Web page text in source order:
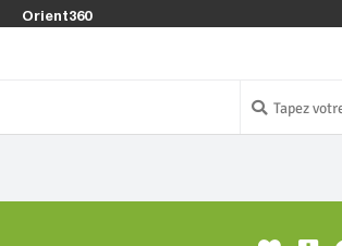
Orient360